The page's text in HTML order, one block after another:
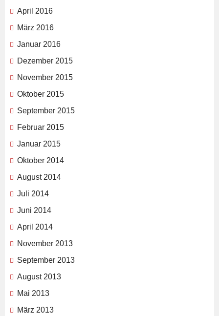
April 2016
März 2016
Januar 2016
Dezember 2015
November 2015
Oktober 2015
September 2015
Februar 2015
Januar 2015
Oktober 2014
August 2014
Juli 2014
Juni 2014
April 2014
November 2013
September 2013
August 2013
Mai 2013
März 2013